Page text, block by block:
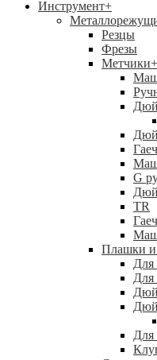
Инструмент+
Резцы
Фрезы
Метчики+
G
TR
Плашки
Для
Для
Для